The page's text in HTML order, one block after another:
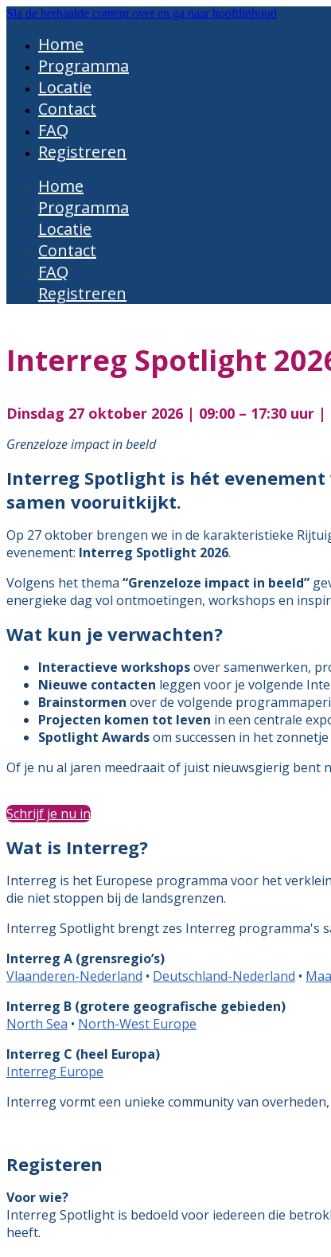
Sla de herhaalde content over en ga naar hoofdinhoud
Home
Programma
Locatie
Contact
FAQ
Registreren
Home
Programma
Locatie
Contact
FAQ
Registreren
Interreg Spotlight
Dinsdag 27 oktober 2026 | 09:00 – 17:30
Grenzeloze impact in beeld
Interreg Spotlight is hét
samen vooruitkijkt.
Op 27 oktober brengen we in de karakteristieke
evenement: Interreg Spotlight 2026.
Volgens het thema “Grenzeloze impact in beeld”
energieke dag vol ontmoetingen, workshops en
Wat kun je verwachten?
Interactieve workshopsover samenwerken,
Nieuwe contacten leggen voor je volgende
Brainstormen over de volgende
Projecten komen tot leven in een centrale
Spotlight Awardsom successen in het
Of je nu al jaren meedraait of juist nieuwsgierig bent
Schrijf je nu in
Wat is Interreg?
Interreg is het Europese programma voor het
die niet stoppen bij de landsgrenzen.
Interreg Spotlight brengt zes Interreg programma's
Interreg A (grensregio’s)
Vlaanderen-Nederland • Deutschland-Nederland •
Interreg B (grotere geografische gebieden)
North Sea • North-West Europe
Interreg C (heel Europa)
Interreg Europe
Interreg vormt een unieke community van
Registeren
Voor wie?
Interreg Spotlight is bedoeld voor iedereen die
heeft.